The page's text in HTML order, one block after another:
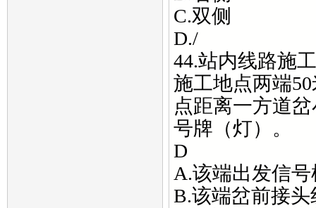
C.双侧
D./
44.站内线路施
施工地点两端
点距离一方道
号牌（灯）。
D
A.该端出发信
B.该端岔前接头